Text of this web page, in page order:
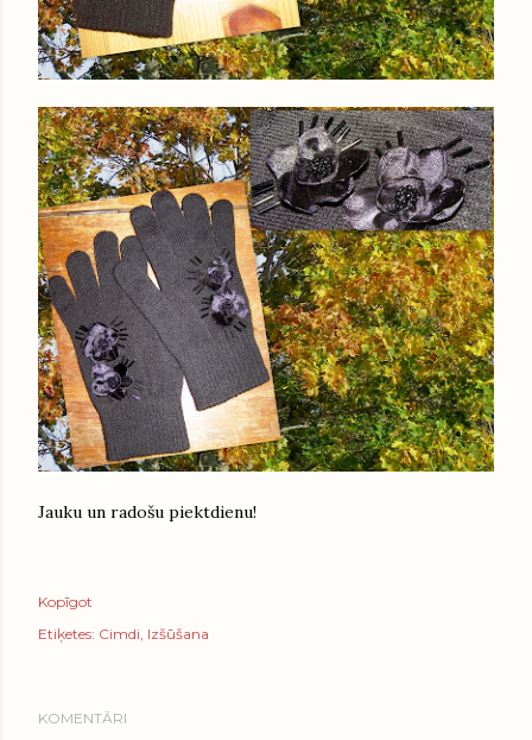
Jauku un radošu piektdienu!
Kopīgot
Etiķetes: Cimdi Izšūšana
KOMENTĀRI